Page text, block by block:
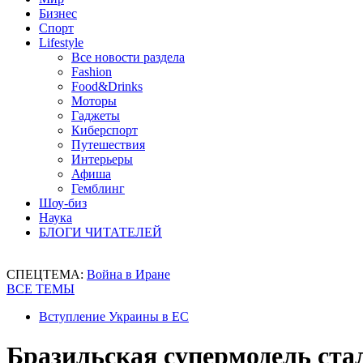
Бизнес
Спорт
Lifestyle
Все новости раздела
Fashion
Food&Drinks
Моторы
Гаджеты
Киберспорт
Путешествия
Интерьеры
Афиша
Гемблинг
Шоу-биз
Наука
БЛОГИ ЧИТАТЕЛЕЙ
СПЕЦТЕМА: Война в Иране
ВСЕ ТЕМЫ
Вступление Украины в ЕС
Бразильская супермодель